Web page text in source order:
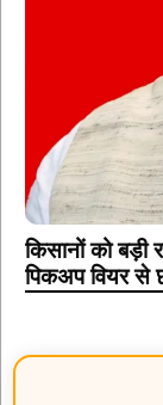
किसानों को बड़ी
पिकअप वियर से